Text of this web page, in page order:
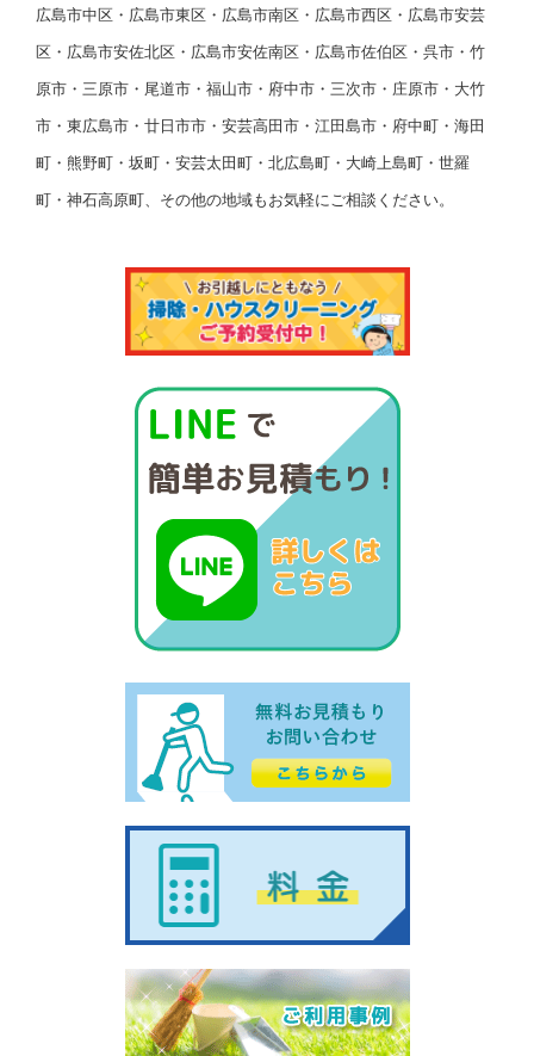
広島市中区・広島市東区・広島市南区・広島市西区・広島市安芸
区・広島市安佐北区・広島市安佐南区・広島市佐伯区・呉市・竹
原市・三原市・尾道市・福山市・府中市・三次市・庄原市・大竹
市・東広島市・廿日市市・安芸高田市・江田島市・府中町・海田
町・熊野町・坂町・安芸太田町・北広島町・大崎上島町・世羅
町・神石高原町、その他の地域もお気軽にご相談ください。